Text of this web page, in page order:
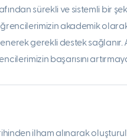
sürekli ve sistemli bir
akademik
gerekli destek sağlanır.
başarısını
ilham alınarak